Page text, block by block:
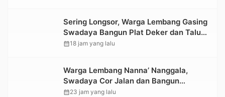
Sering Longsor, Warga Lembang Gasing
Swadaya Bangun Plat Deker dan Talut
Jalan Penghubung Antar Lembang
calendar_month18 jam yang lalu
Warga Lembang Nanna’ Nanggala,
Swadaya Cor Jalan dan Bangun
Jembatan
calendar_month23 jam yang lalu